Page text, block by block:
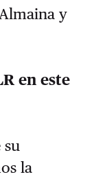
y
en este
la